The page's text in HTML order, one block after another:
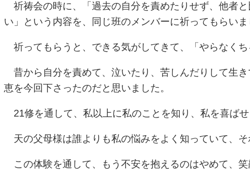
祈祷会の時に、「過去の自分を責めたりせず、他者
い」という内容を、同じ班のメンバーに祈ってもらいま
祈ってもらうと、できる気がしてきて、「やらなく
昔から自分を責めて、泣いたり、苦しんだりして生
恵を今回下さったのだと思いました。
21修を通して、私以上に私のことを知り、私を喜ば
天の父母様は誰よりも私の悩みをよく知っていて、そ
この体験を通して、もう不安を抱えるのはやめて、笑